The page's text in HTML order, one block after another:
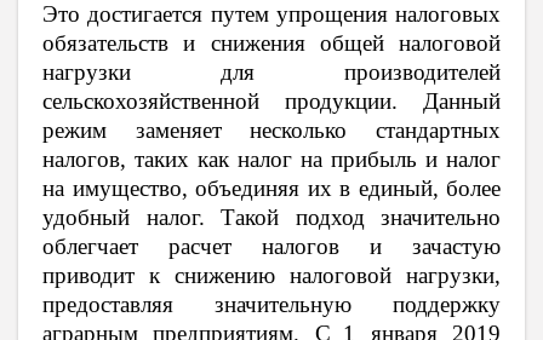
Это достигается путем упрощения налоговых
обязательств и снижения общей налоговой
нагрузки для производителей
сельскохозяйственной продукции. Данный
режим заменяет несколько стандартных
налогов, таких как налог на прибыль и налог
на имущество, объединяя их в единый, более
удобный налог. Такой подход значительно
облегчает расчет налогов и зачастую
приводит к снижению налоговой нагрузки,
предоставляя значительную поддержку
аграрным предприятиям. С 1 января 2019